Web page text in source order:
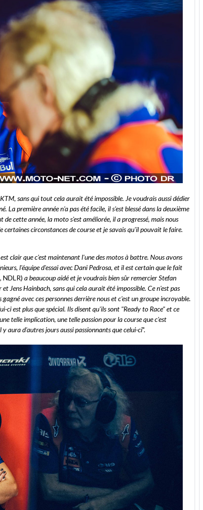
sans qui tout cela aurait été impossible. Je voudrais aussi dédier
La première année n'a pas été facile, il s'est blessé dans la deuxième
cette année, la moto s'est améliorée, il a progressé, mais nous
circonstances de course et je savais qu'il pouvait le faire.
clair que c'est maintenant l'une des motos à battre. Nous avons
l'équipe d'essai avec Dani Pedrosa, et il est certain que le fait
NDLR) a beaucoup aidé et je voudrais bien sûr remercier Stefan
Jens Hainbach, sans qui cela aurait été impossible. Ce n'est pas
avec ces personnes derrière nous et c'est un groupe incroyable.
est plus que spécial. Ils disent qu'ils sont "Ready to Race" et ce
telle implication, une telle passion pour la course que c'est
aura d'autres jours aussi passionnants que celui-ci".